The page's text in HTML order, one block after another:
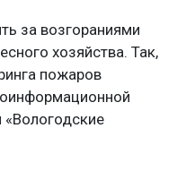
за возгораниями
хозяйства. Так,
пожаров
«Вологодские